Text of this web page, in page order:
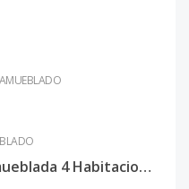
Lujosa Villa de Esquina, Amueblada 4 Habitaciones Punta Cana Village